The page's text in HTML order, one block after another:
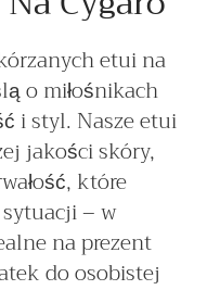
etui na
o miłośnikach
i styl. Nasze etui
jakości skóry,
które
– w
na prezent
do osobistej